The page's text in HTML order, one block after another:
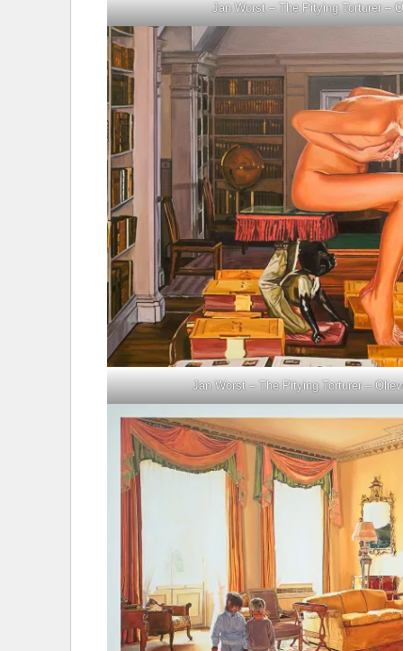
Jan Worst – The Pitying Torturer –
Jan Worst – The Pitying Torturer –